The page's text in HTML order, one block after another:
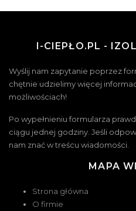
I-CIEPŁO.PL -
Wyślij nam zapytanie poprzez
chętnie udzielimy więcej
możliwościach!
Po wypełnieniu formularza
ciągu jednej godziny. Jeśli
nam znać w treścu wiadomości.
MAPA
Strona główna
O firmie